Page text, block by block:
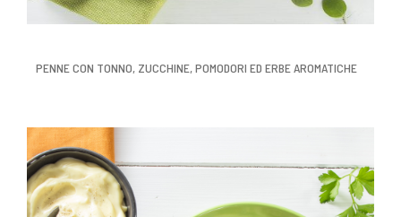
PENNE CON TONNO, ZUCCHINE, POMODORI ED ERBE AROMATICHE